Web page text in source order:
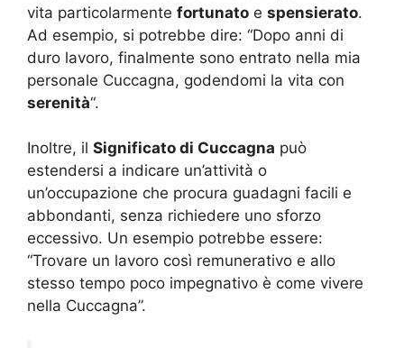
vita particolarmente fortunato e spensierato.
Ad esempio, si potrebbe dire: “Dopo anni di
duro lavoro, finalmente sono entrato nella mia
personale Cuccagna, godendomi la vita con
serenità“.
Inoltre, il Significato di Cuccagna può
estendersi a indicare un’attività o
un’occupazione che procura guadagni facili e
abbondanti, senza richiedere uno sforzo
eccessivo. Un esempio potrebbe essere:
“Trovare un lavoro così remunerativo e allo
stesso tempo poco impegnativo è come vivere
nella Cuccagna”.